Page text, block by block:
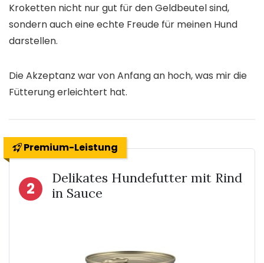
Kroketten nicht nur gut für den Geldbeutel sind,
sondern auch eine echte Freude für meinen Hund
darstellen.
Die Akzeptanz war von Anfang an hoch, was mir die
Fütterung erleichtert hat.
Premium-Leistung
2
Delikates Hundefutter mit Rind
in Sauce